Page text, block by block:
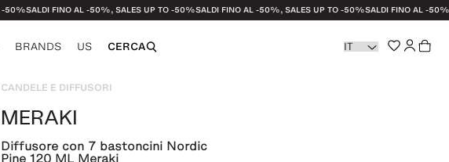
SALDI FINO AL -50%, SALES UP TO -50% SALDI FINO AL -50%, SALES UP TO -50% SALDI FINO AL -50%,
Camicie
Pantaloni
T-shirt
Giacche
Profumi
Berretti
Grembiuli e Strofinacci
Vassoi
BRANDS US CERCA
CANDELE E DIFFUSORI
MERAKI
Diffusore con 7 bastoncini Nordic
Pine 120 ML Meraki